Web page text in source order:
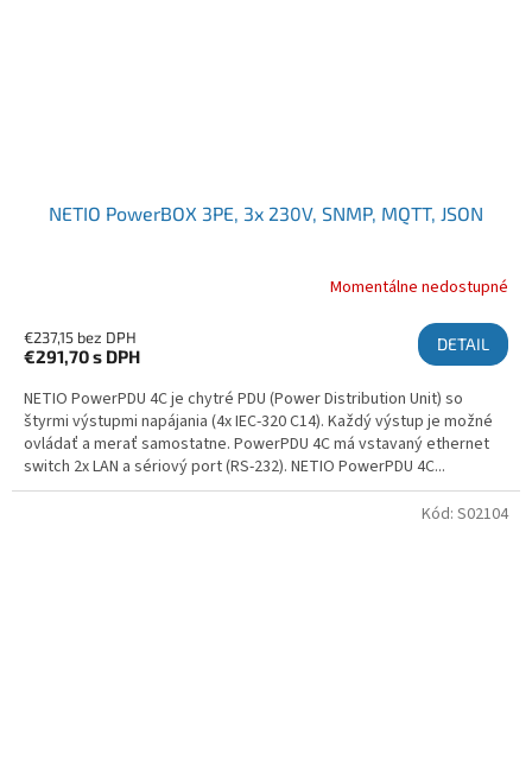
NETIO PowerBOX 3PE, 3x 230V, SNMP, MQTT, JSON
Momentálne nedostupné
€237,15 bez DPH
€291,70s DPH
DETAIL
NETIO PowerPDU 4C je chytré PDU (Power Distribution Unit) so
štyrmi výstupmi napájania (4x IEC-320 C14). Každý výstup je možné
ovládať a merať samostatne. PowerPDU 4C má vstavaný ethernet
switch 2x LAN a sériový port (RS-232). NETIO PowerPDU 4C...
Kód: S02104